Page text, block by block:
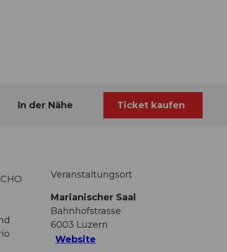
In der Nähe Ticket kaufen
Veranstaltungsort
Marianischer Saal
Bahnhofstrasse
6003 Luzern
Website